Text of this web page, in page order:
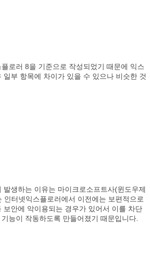
로러 8을 기준으로 작성되었기 때문에 익스
일부 항목에 차이가 있을 수 있으나 비슷한 것
생하는 이유는 마이크로소프트사(윈도우제
인터넷익스플로러에서 이전에는 보편적으로
보안에 악이용되는 경우가 있어서 이를 차단
능이 작동하도록 만들어졌기 때문입니다.